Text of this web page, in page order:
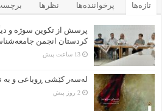
تازه‌ها پرخواننده‌ها نظرها
پرسش از تکوین سوژه و
کردستان انجمن
13 ساعت پیش
لەسەر کێشی ڕوباعی و به
2 روز پیش